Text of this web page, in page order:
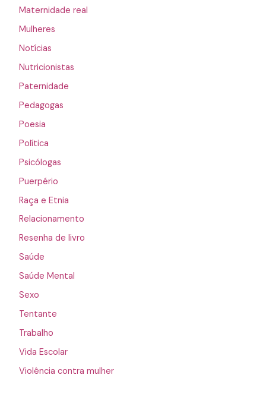
Maternidade real
Mulheres
Notícias
Nutricionistas
Paternidade
Pedagogas
Poesia
Política
Psicólogas
Puerpério
Raça e Etnia
Relacionamento
Resenha de livro
Saúde
Saúde Mental
Sexo
Tentante
Trabalho
Vida Escolar
Violência contra mulher